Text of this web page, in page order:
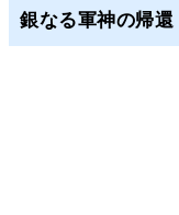
銀なる軍神の帰還